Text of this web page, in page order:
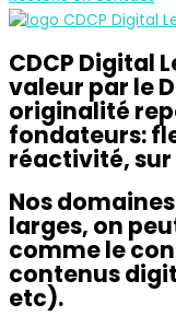
CDCP Digital
valeur par le
originalité
fondateurs:
réactivité, sur
Nos
larges, on
comme le
contenus
etc).